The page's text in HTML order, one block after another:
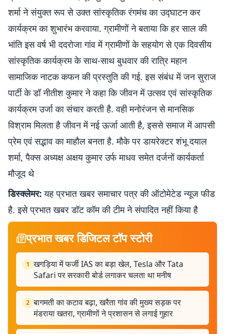
शर्मा ने संयुक्त रूप से उक्त सांस्कृतिक रंगमंच का उद्घाटन कर
कार्यक्रम का शुभारंभ करवाया. ग्रामीणों ने बताया कि हर साल की
भांति इस वर्ष भी ददरोजा गांव में ग्रामीणों के सहयोग से एक दिवसीय
सांस्कृतिक कार्यक्रम के साथ-साथ बुधवार की रात्रि महान
सामाजिक नाटक कफन की प्रस्तुति की गई. इस संबंध में जन सुराज
पार्टी के डॉ नीतीश कुमार ने कहा कि जीवन में उत्सव एवं सांस्कृतिक
कार्यक्रम उर्जा का संचार करती है. वही मनोरंजन से मानसिक
विश्राम मिलता है जीवन में नई ऊर्जा आती है, इससे समाज में आपसी
प्रेम एवं सद्भाव का माहौल बनता है. मौके पर डायरेक्टर शंभू दयाल
शर्मा, पैक्स अध्यक्ष अक्षय कुमार उर्फ माधव समेत दर्जनों कार्यकर्ता
मौजूद थे
डिस्क्लेमर: यह प्रभात खबर समाचार पत्र की ऑटोमेटेड न्यूज फीड
है. इसे प्रभात खबर डॉट कॉम की टीम ने संपादित नहीं किया है
प्रभात खबर डिजिटल टॉप स्टोरी
1 खगड़िया में फर्जी IAS का बड़ा खेल, Tesla और Tata
Safari पर सरकारी बोर्ड लगाकर चलता था मनीष
2 बागमती का कटाव बढ़ा, खरैता गांव की मुख्य सड़क पर
मंडराया खतरा, ग्रामीणों ने प्रशासन से लगाई गुहार